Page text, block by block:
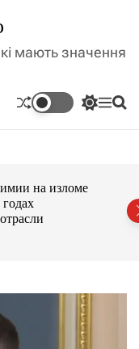
мають значення
П
к
М П
на изломе